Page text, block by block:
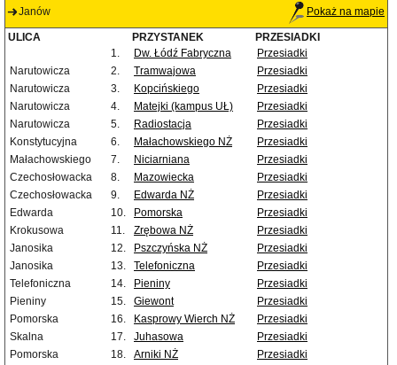
Janów Pokaż na mapie
ULICA PRZYSTANEK
PRZESIADKI
1.
Dw. Łódź Fabryczna
Przesiadki
Narutowicza
2. Tramwajowa
Przesiadki
Narutowicza
3. Kopcińskiego
Przesiadki
Narutowicza
4. Matejki (kampus UŁ)
Przesiadki
Narutowicza
5. Radiostacja
Przesiadki
Konstytucyjna
6. Małachowskiego NŻ
Przesiadki
Małachowskiego
7. Niciarniana
Przesiadki
Czechosłowacka
8. Mazowiecka
Przesiadki
Czechosłowacka
9. Edwarda NŻ
Przesiadki
Edwarda
10. Pomorska
Przesiadki
Krokusowa
11. Zrębowa NŻ
Przesiadki
Janosika
12. Pszczyńska NŻ
Przesiadki
Janosika
13. Telefoniczna
Przesiadki
Telefoniczna
14. Pieniny
Przesiadki
Pieniny
15. Giewont
Przesiadki
Pomorska
16. Kasprowy Wierch NŻ
Przesiadki
Skalna
17. Juhasowa
Przesiadki
Pomorska
18. Arniki NŻ
Przesiadki